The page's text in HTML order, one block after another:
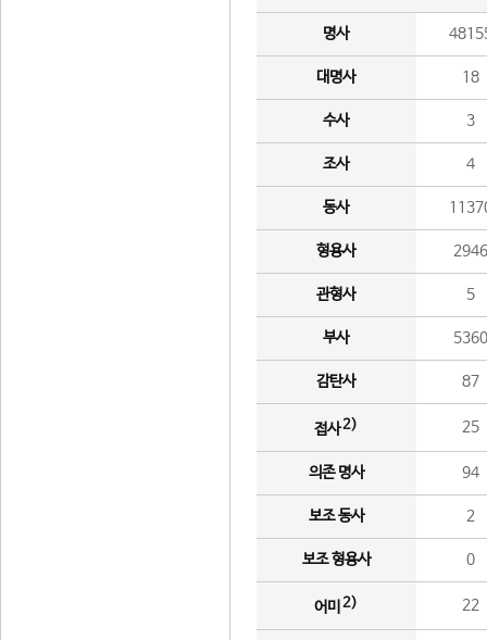
명사
대명사 18
수사 3
조사 4
동사
형용사 2946
관형사 5
부사 5360
감탄사 87
접사2) 25
의존 명사 94
보조 동사 2
보조 형용사 0
어미 2) 22